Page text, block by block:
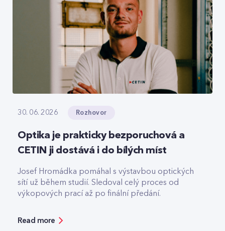
30. 06. 2026 Rozhovor
Optika je prakticky bezporuchová a
CETIN ji dostává i do bílých míst
Josef Hromádka pomáhal s výstavbou optických
sítí už během studií. Sledoval celý proces od
výkopových prací až po finální předání.
Read more